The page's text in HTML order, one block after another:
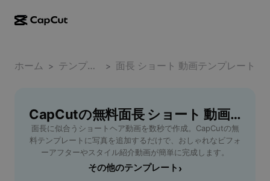
CapCutデスクトップ
CapCut Pad
CapCutモバイル
動画スタジオ
AI動画ジェネレーター
AI画像ジェネレーター
動画エディター＆ジェネレーター
画像エディター＆ジェネレーター
音声ジェネレーター＆エディター
ソーシャルメディアのテンプレート
その他
カレンダーのテンプレート
取り組み
アフィリエイト
パイオニアプログラム
ホーム > テンプレート > 面長 ショート 動画テンプレート
CapCutの無料面長 ショート 動画テンプレートテンプレート
面長に似合うショートヘア動画を数秒で作成。CapCutの無
料テンプレートに写真を追加するだけで、おしゃれなビフォ
ーアフターやスタイル紹介動画が簡単に完成します。
その他のテンプレート ›